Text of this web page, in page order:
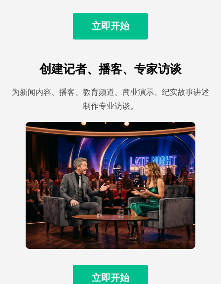
立即开始
创建记者、播客、专家访谈
为新闻内容、播客、教育频道、商业演示、纪实故事讲述
制作专业访谈。
立即开始